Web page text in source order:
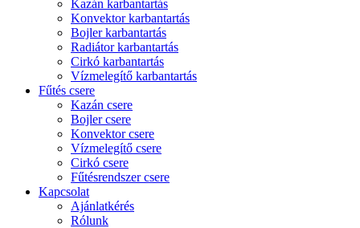
Kazán karbantartás
Konvektor karbantartás
Bojler karbantartás
Radiátor karbantartás
Cirkó karbantartás
Vízmelegítő karbantartás
Fűtés csere
Kazán csere
Bojler csere
Konvektor csere
Vízmelegítő csere
Cirkó csere
Fűtésrendszer csere
Kapcsolat
Ajánlatkérés
Rólunk